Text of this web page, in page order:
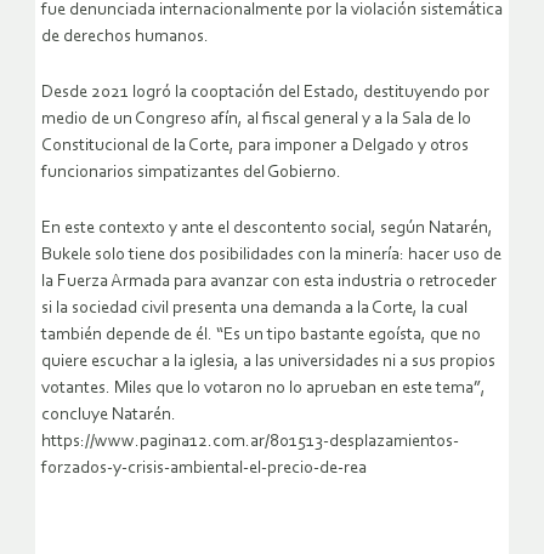
fue denunciada internacionalmente por la violación sistemática
de derechos humanos.
Desde 2021 logró la cooptación del Estado, destituyendo por
medio de un Congreso afín, al fiscal general y a la Sala de lo
Constitucional de la Corte, para imponer a Delgado y otros
funcionarios simpatizantes del Gobierno.
En este contexto y ante el descontento social, según Natarén,
Bukele solo tiene dos posibilidades con la minería: hacer uso de
la Fuerza Armada para avanzar con esta industria o retroceder
si la sociedad civil presenta una demanda a la Corte, la cual
también depende de él. “Es un tipo bastante egoísta, que no
quiere escuchar a la iglesia, a las universidades ni a sus propios
votantes. Miles que lo votaron no lo aprueban en este tema”,
concluye Natarén.
https://www.pagina12.com.ar/801513-desplazamientos-
forzados-y-crisis-ambiental-el-precio-de-rea